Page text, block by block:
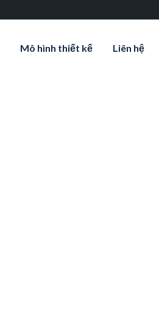
Mô hình thiết kế Liên hệ